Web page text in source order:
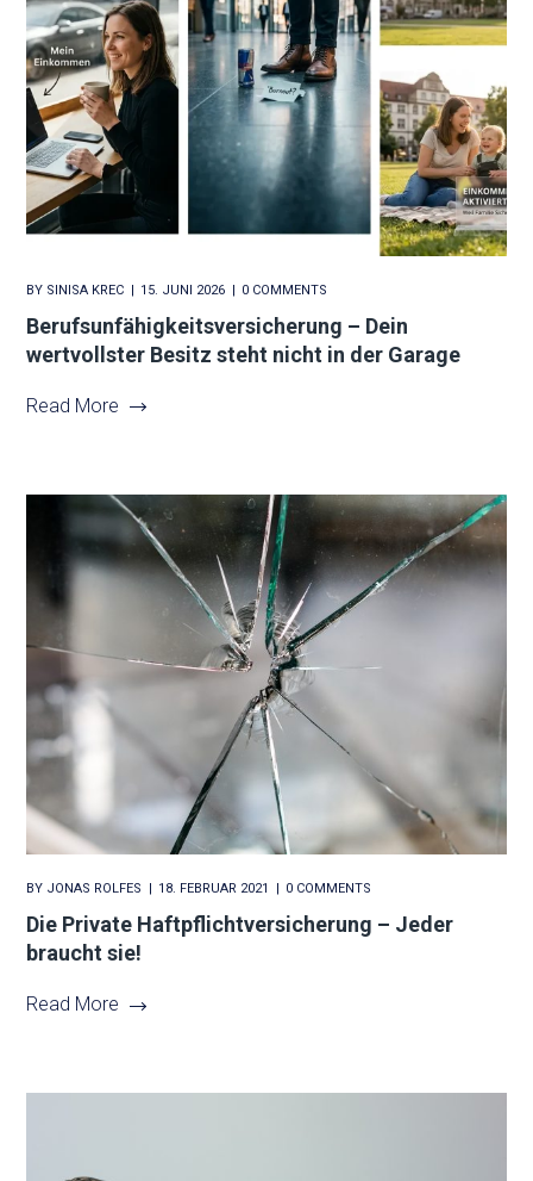
BY SINISA KREC 15. JUNI 2026 0 COMMENTS
Berufsunfähigkeitsversicherung – Dein
wertvollster Besitz steht nicht in der Garage
Read More
BY JONAS ROLFES 18. FEBRUAR 2021 0 COMMENTS
Die Private Haftpflichtversicherung – Jeder
braucht sie!
Read More